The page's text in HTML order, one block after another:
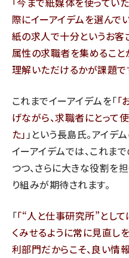
際にイーアイデムを選んで
紙の求人で十分というお客
属性の求職者を集めること
理解いただけるかが課題で
これまでイーアイデムを「
げながら、求職者にとって
た 」という長島氏。アイデ
イーアイデムでは、これま
つつ、さらに大きな役割を
り組みが期待されます。
「 “人と仕事研究所”として
くみせるように常に見直し
利部門だからこそ、良い情